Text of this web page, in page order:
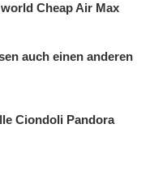
Cheap Air Max
auch einen anderen
Ciondoli Pandora